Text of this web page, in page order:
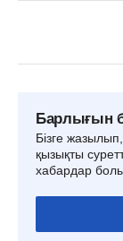
Барлығын
Бізге
қызықты
хабардар